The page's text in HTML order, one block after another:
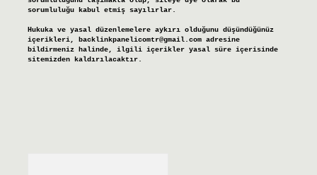
sorumluluğu kabul etmiş sayılırlar.
Hukuka ve yasal düzenlemelere aykırı olduğunu düşündüğünüz
içerikleri, backlinkpanelicomtr@gmail.comadresine
bildirmeniz halinde, ilgili içerikler yasal süre içerisinde
sitemizden kaldırılacaktır.